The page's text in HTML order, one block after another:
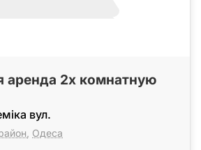
аренда 2х комнатную
вул.
Одеса